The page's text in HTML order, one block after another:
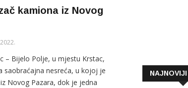
kamiona iz Novog
– Bijelo Polje, u mjestu Krstac,
saobraćajna nesreća, u kojoj je
Novog Pazara, dok je jedna